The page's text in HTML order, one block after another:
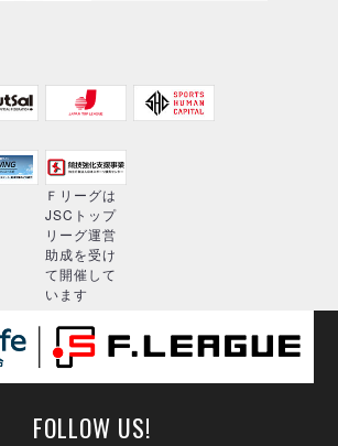
Ｆリーグは
JSCトップ
リーグ運営
助成を受け
て開催して
います
FOLLOW US!